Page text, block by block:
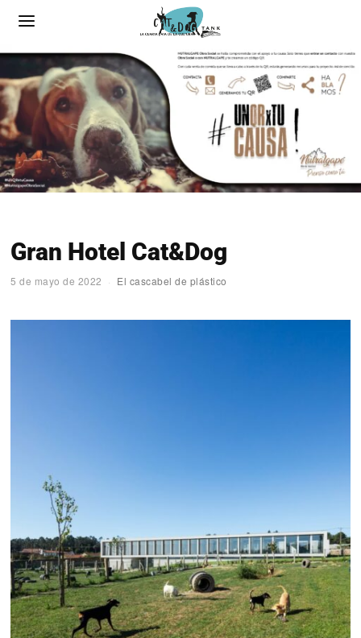
Gran Hotel Cat&Dog
5 de mayo de 2022 El cascabel de plástico